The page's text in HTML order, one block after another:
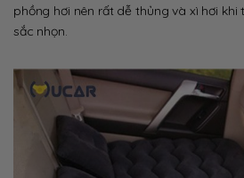
phồng hơi nên rất dễ thủng và xì hơi khi
sắc nhọn.